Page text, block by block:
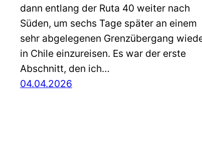
dann entlang der Ruta 40 weiter nach
Süden, um sechs Tage später an einem
sehr abgelegenen Grenzübergang
in Chile einzureisen. Es war der erste
Abschnitt, den ich…
04.04.2026